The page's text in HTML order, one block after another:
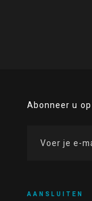
Abonneer u
AANSLUITEN